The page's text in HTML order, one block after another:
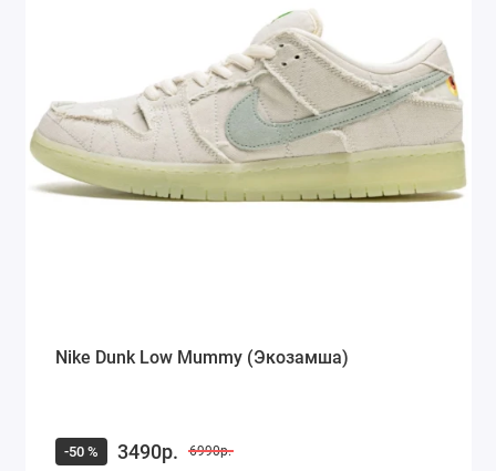
Nike Dunk Low Mummy (Экозамша)
-50 % 3490р. 6990р.